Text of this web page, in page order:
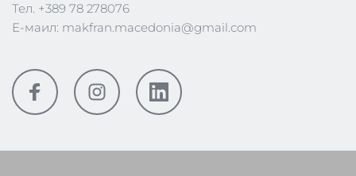
Тел. +389 78 278076
Е-маил: makfran.macedonia@gmail.com